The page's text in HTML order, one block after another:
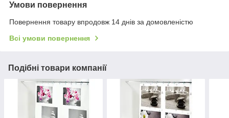
Умови повернення
Повернення товару впродовж 14 днів за домовленістю
Всі умови повернення
Подібні товари компанії